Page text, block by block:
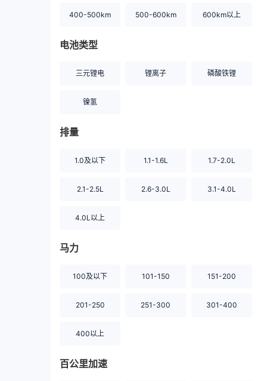
400-500km 500-600km 600km以上
电池类型
三元锂电 锂离子 磷酸铁锂
镍氢
排量
1.0及以下 1.1-1.6L 1.7-2.0L
2.1-2.5L 2.6-3.0L 3.1-4.0L
4.0L以上
马力
100及以下 101-150 151-200
201-250 251-300 301-400
400以上
百公里加速